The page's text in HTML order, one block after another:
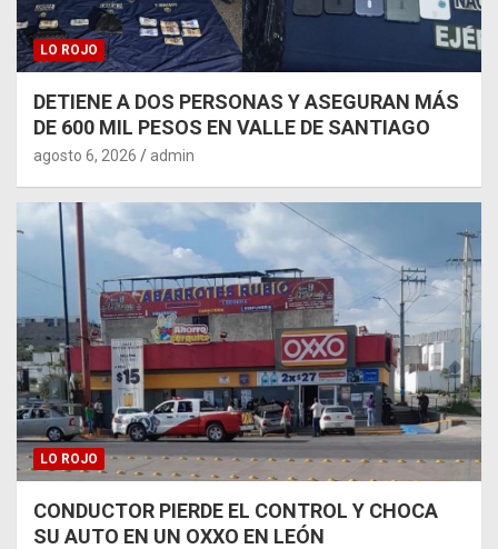
LO ROJO
DETIENE A DOS PERSONAS Y ASEGURAN MÁS
DE 600 MIL PESOS EN VALLE DE SANTIAGO
agosto 6, 2026 admin
LO ROJO
CONDUCTOR PIERDE EL CONTROL Y CHOCA
SU AUTO EN UN OXXO EN LEÓN